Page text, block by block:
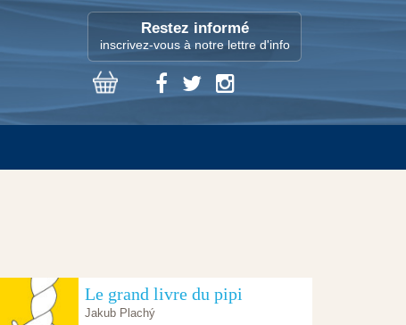
Restez informé
inscrivez-vous à notre lettre d'info
Le grand livre du pipi
Jakub Plachý